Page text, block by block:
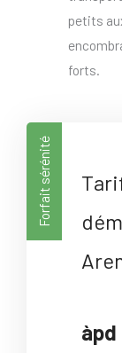
petits
forts.
Forfait sérénité
àpd